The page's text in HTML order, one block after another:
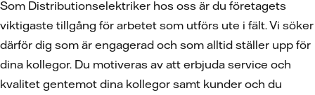
Som Distributionselektriker hos oss är du företagets
viktigaste tillgång för arbetet som utförs ute i fält. Vi söker
därför dig som är engagerad och som alltid ställer upp för
dina kollegor. Du motiveras av att erbjuda service och
kvalitet gentemot dina kollegor samt kunder och du